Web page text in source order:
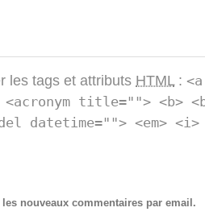
les tags et attributs HTML :
title=""> <b>
datetime=""> <em>
nouveaux commentaires par email.